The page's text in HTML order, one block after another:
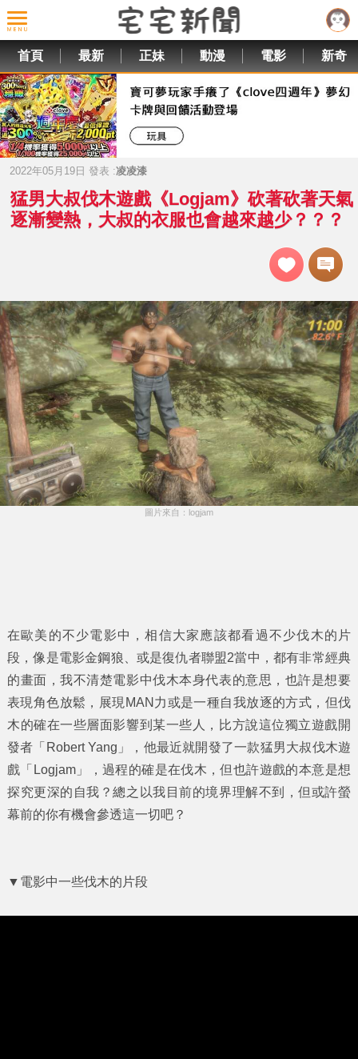
首頁 最新 正妹 動漫 電影 新奇
2022年05月19日 發表 :凌凌漆
猛男大叔伐木遊戲《Logjam》砍著砍著天氣
逐漸變熱，大叔的衣服也會越來越少？？？
圖片來自：logjam
在歐美的不少電影中，相信大家應該都看過不少伐木的片
段，像是電影金鋼狼、或是復仇者聯盟2當中，都有非常經典
的畫面，我不清楚電影中伐木本身代表的意思，也許是想要
表現角色放鬆，展現MAN力或是一種自我放逐的方式，但伐
木的確在一些層面影響到某一些人，比方說這位獨立遊戲開
發者「Robert Yang」，他最近就開發了一款猛男大叔伐木遊
戲「 Logjam」，過程的確是在伐木，但也許遊戲的本意是想
探究更深的自我？總之以我目前的境界理解不到，但或許螢
幕前的你有機會參透這一切吧？
▼電影中一些伐木的片段